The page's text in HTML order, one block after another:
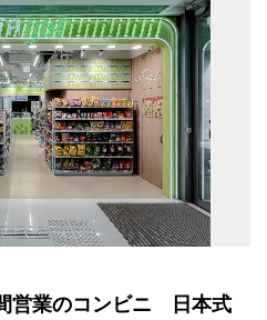
営業のコンビニ 日本式